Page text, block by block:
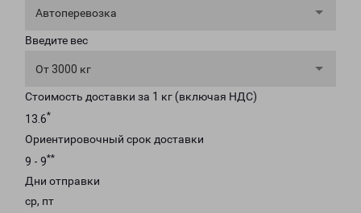
Автоперевозка
Введите вес
От 3000 кг
Стоимость доставки за 1 кг (включая НДС)
13.6*
Ориентировочный срок доставки
9 - 9**
Дни отправки
ср, пт